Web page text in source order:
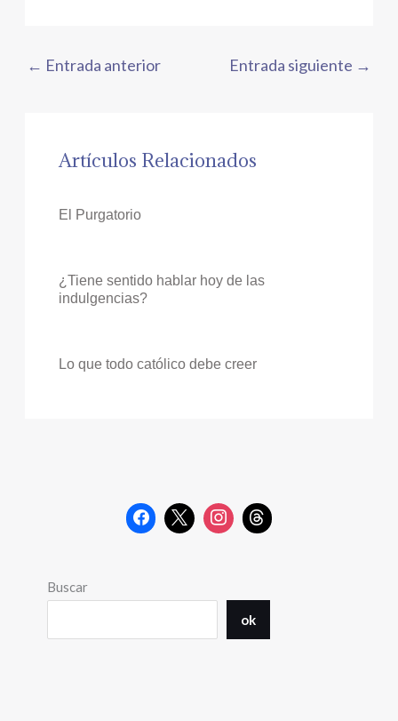
← Entrada anterior Entrada siguiente →
Artículos Relacionados
El Purgatorio
¿Tiene sentido hablar hoy de las
indulgencias?
Lo que todo católico debe creer
Buscar
ok